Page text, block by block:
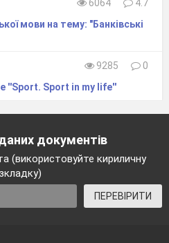
6064
4.7
мови на тему: "Банківські
9285
0
''Sport. Sport in my life''
документів
(використовуйте кириличну
ПЕРЕВІРИТИ